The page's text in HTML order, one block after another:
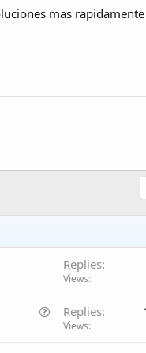
mas
Replies
Views
Replies
Views